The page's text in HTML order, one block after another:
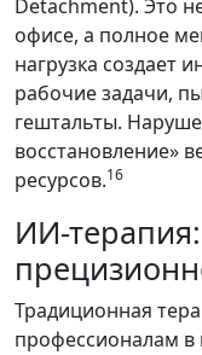
Detachment). Это
офисе, а полное
нагрузка создает
рабочие задачи,
гештальты.
восстановление»
ресурсов.16
ИИ-
Традиционная
профессионалам